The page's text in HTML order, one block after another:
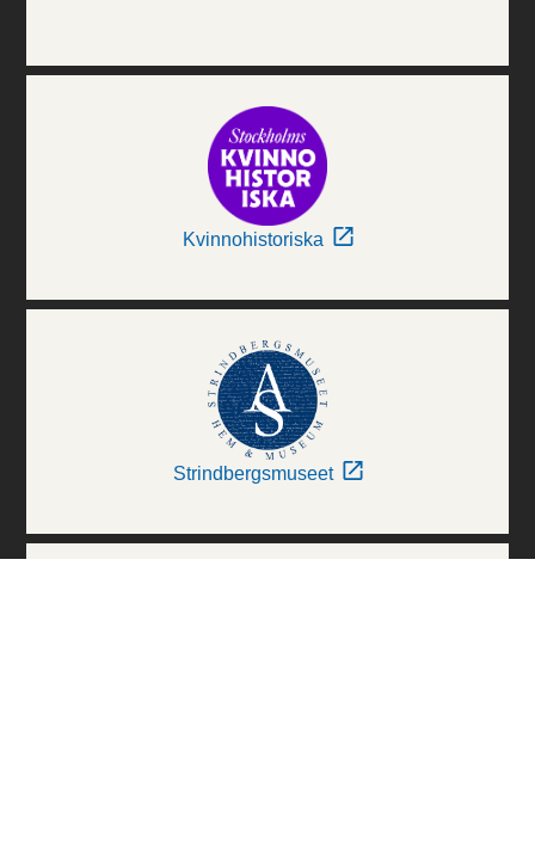
Kvinnohistoriska
Strindbergsmuseet